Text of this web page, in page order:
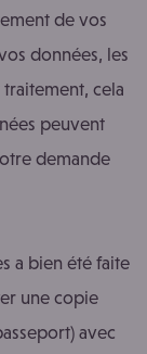
de vos
données, les
cela
peuvent
demande
a bien été faite
une copie
avec